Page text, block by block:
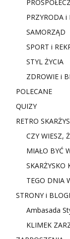
PRZYRODA i
SAMORZĄD
SPORT i
STYL ŻYCIA
ZDROWIE i
POLECANE
QUIZY
RETRO
CZY WIESZ,
MIAŁO BYĆ
SKARŻYSKO
TEGO DNIA
STRONY i BLOGI
Ambasada
KLIMEK